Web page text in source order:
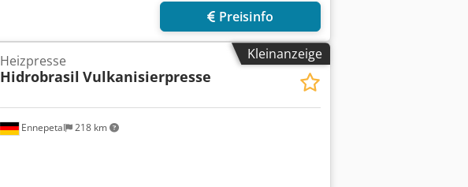
Preisinfo
Kleinanzeige
Ennepetal 218 km
Heizpresse
Hidrobrasil Vulkanisierpresse